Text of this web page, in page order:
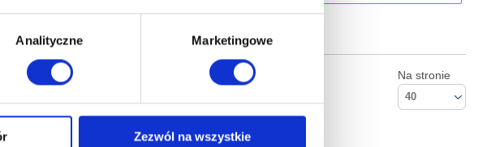
działania serwisu - są także takie, które wymagają
Użytkownikiem.
Analityczne Marketingowe
Zezwól na wszystkie
Na stronie
40